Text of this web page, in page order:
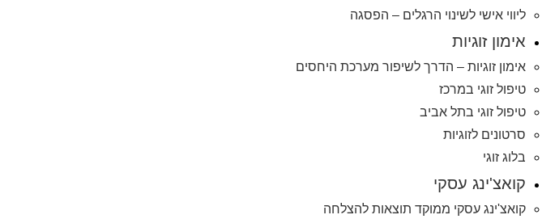
ליווי אישי לשינוי הרגלים – הפסגה
אימון זוגיות
אימון זוגיות – הדרך לשיפור מערכת היחסים
טיפול זוגי במרכז
טיפול זוגי בתל אביב
סרטונים לזוגיות
בלוג זוגי
קואצ'ינג עסקי
קואצ'ינג עסקי ממוקד תוצאות להצלחה